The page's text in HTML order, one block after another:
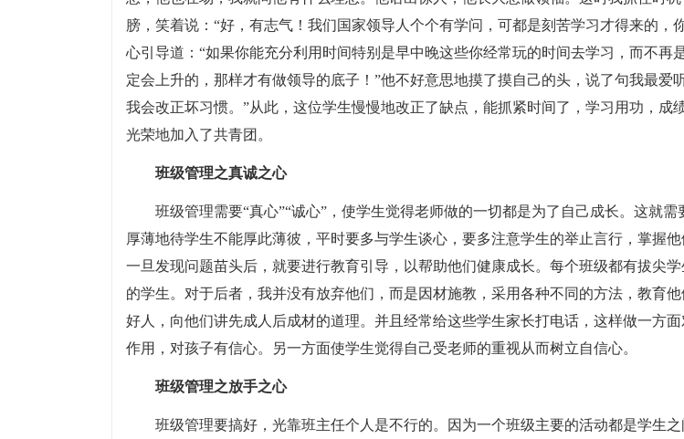
膀，笑着说：“好，有志气！我们国家领导人个个有学问，可都是刻苦学习才得来的，
心引导道：“如果你能充分利用时间特别是早中晚这些你经常玩的时间去学习，而不再
定会上升的，那样才有做领导的底子！”他不好意思地摸了摸自己的头，说了句我最爱
我会改正坏习惯。”从此，这位学生慢慢地改正了缺点，能抓紧时间了，学习用功，成
光荣地加入了共青团。
班级管理之真诚之心
班级管理需要“真心”“诚心”，使学生觉得老师做的一切都是为了自己成长。这就需
厚薄地待学生不能厚此薄彼，平时要多与学生谈心，要多注意学生的举止言行，掌握他
一旦发现问题苗头后，就要进行教育引导，以帮助他们健康成长。每个班级都有拔尖
的学生。对于后者，我并没有放弃他们，而是因材施教，采用各种不同的方法，教育
好人，向他们讲先成人后成材的道理。并且经常给这些学生家长打电话，这样做一方
作用，对孩子有信心。另一方面使学生觉得自己受老师的重视从而树立自信心。
班级管理之放手之心
班级管理要搞好，光靠班主任个人是不行的。因为一个班级主要的活动都是学生